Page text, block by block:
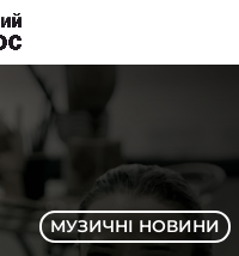
МУЗИЧНІ НОВИНИ